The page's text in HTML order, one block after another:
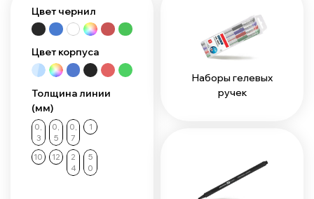
Цвет чернил
Цвет корпуса
Толщина линии
(мм)
0,
3
0,
5
0,
7
1
10 12
2
4
5
0
Наборы гелевых
ручек